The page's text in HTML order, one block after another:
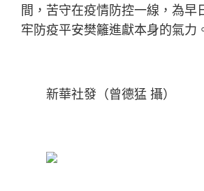
間，苦守在疫情防控一線，為早
牢防疫平安樊籬進獻本身的氣力
新華社發（曾德猛 攝）